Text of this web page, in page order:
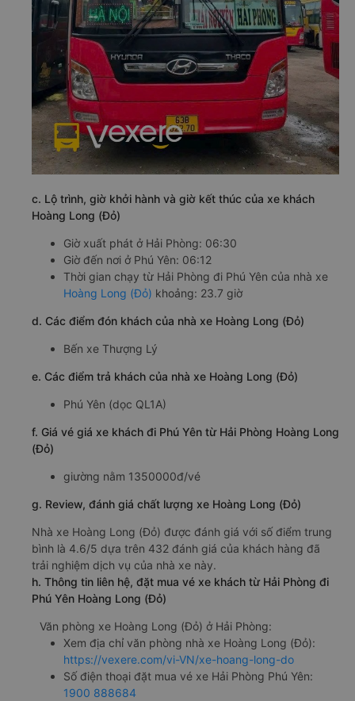
c. Lộ trình, giờ khởi hành và giờ kết thúc của xe khách
Hoàng Long (Đỏ)
Giờ xuất phát ở Hải Phòng: 06:30
Giờ đến nơi ở Phú Yên: 06:12
Thời gian chạy từ Hải Phòng đi Phú Yên của nhà xe
Hoàng Long (Đỏ) khoảng: 23.7 giờ
d. Các điểm đón khách của nhà xe Hoàng Long (Đỏ)
Bến xe Thượng Lý
e. Các điểm trả khách của nhà xe Hoàng Long (Đỏ)
Phú Yên (dọc QL1A)
f. Giá vé giá xe khách đi Phú Yên từ Hải Phòng Hoàng Long
(Đỏ)
giường nằm 1350000đ/vé
g. Review, đánh giá chất lượng xe Hoàng Long (Đỏ)
Nhà xe Hoàng Long (Đỏ) được đánh giá với số điểm trung
bình là 4.6/5 dựa trên 432 đánh giá của khách hàng đã
trải nghiệm dịch vụ của nhà xe này.
h. Thông tin liên hệ, đặt mua vé xe khách từ Hải Phòng đi
Phú Yên Hoàng Long (Đỏ)
Văn phòng xe Hoàng Long (Đỏ) ở Hải Phòng:
Xem địa chỉ văn phòng nhà xe Hoàng Long (Đỏ):
https://vexere.com/vi-VN/xe-hoang-long-do
Số điện thoại đặt mua vé xe Hải Phòng Phú Yên:
1900 888684